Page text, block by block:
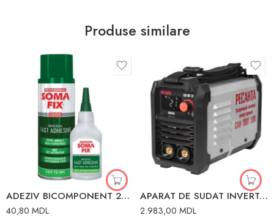
Produse similare
ADEZIV BICOMPONENT 200ml ACTIVATOR 50g SOMAFIX 80057
40,80 MDL
APARAT DE SUDAT INVERTOR MMA-190 MMA 190A 7.2 kW 220V RESANTA
2.983,00 MDL